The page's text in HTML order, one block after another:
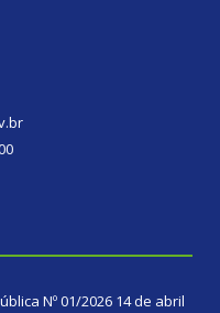
Nº 01/2026 14 de abril